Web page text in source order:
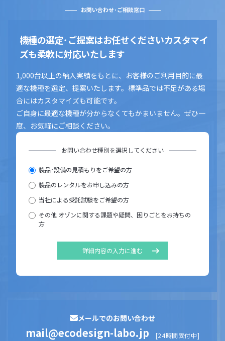
お問い合わせ･ご相談窓口
機種の選定･ご提案はお任せくださいカスタマイ
ズも柔軟に対応いたします
1,000台以上の納入実績をもとに、お客様のご利用目的に最
適な機種を選定、提案いたします。標準品では不足がある場
合にはカスタマイズも可能です。
ご自身に最適な機種が分からなくてもかまいません。ぜひ一
度、お気軽にご相談ください。
お問い合わせ種別を選択してください
製品･設備の見積もりをご希望の方
製品のレンタルをお申し込みの方
当社による受託試験をご希望の方
その他 オゾンに関する課題や疑問、困りごとをお持ちの
方
詳細内容の入力に進む
メールでのお問い合わせ
mail@ecodesign-labo.jp [24時間受付中]